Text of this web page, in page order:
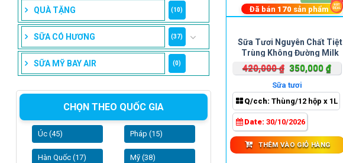
QUÀ TẶNG (10)
SỮA CÓ HƯƠNG (37)
SỮA MỸ BAY AIR (0)
CHỌN THEO QUỐC GIA
Úc (45) Pháp (15)
Hàn Quốc (17) Mỹ (38)
Sữa Tươi Nguyên Chất Tiệt
Trùng Không Đường Milk
Secret Hộp 1 Lít
420,000₫ Giá
gốc
là:
420,000 ₫.
350,000₫Giá
tại
là:
Sữa tươi
Q/cch: Thùng/12 hộp x 1L
Date: 30/10/2026
Đã bán 170 sản phẩm
THÊM VÀO GIỎ HÀNG